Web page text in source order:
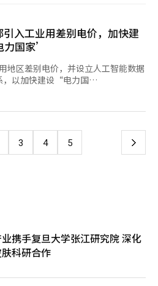
模型开发和自主机器人编程两个领域
天、每天6小时的个人赛得分来决
，哈萨克斯坦学生获得了3枚金牌、1
家值得骄傲的成就，再次展示了我
多么巨大。”※ 本报道经人工智能
者需要的是哲学” 他指出，
资文化发生了巨大变化。过去，投资
进行投资，而现在则逐渐形成了利用
期望也提高了。”他指出：“债券
多种产品的出现，使得投资选择更加
。 对于年轻投资者，他
。他强调：“重要的是建立自己的投
个人，而是系统
最大的
领域的专家共同讨论和验证的系
市场多样性下降。金部长表示：“每
色和竞争力，市场才能健康发
度改善也应同步进行。” 对于
慎态度。他表示：“现在不是急于改
在成长股和防御股之间保持平衡，冷
供应量扩大，产品组合的改善显著提
半导体领域拓展，增强了全球竞争
盈利能力，同时确保正在进行的生产
足客户需求。”※ 本报道经人工智
引入工业用差别电价，加快建
国家’
地区差别电价，并设立人工智能数据
，以加快建设“电力国
旨在为先进产业提供稳定的电力
力。 ◆加快建设电力国家……引入
，报告了建设“电力国家”、为先进
GX）、脱塑料循环经济、环境安全
于工业用电，不会考虑家庭用
线路使用费用、地区电力自给率、
素，设计工业用地区差别电价制度。
证会，公开地区差别电价制度的轮
个区域进行差别适用，具体标准将与
结合制定。金部长表示：“我希望电
能会直接导致韩国电力公司的亏
韩国电力公司能够承受的范围来确
3 4 5 下
携手复旦大学张江研究院 深化
科研合作